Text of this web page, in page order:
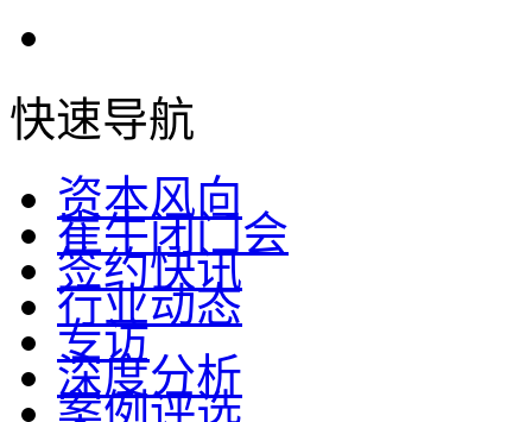
快速导航
资本风向
崔牛闭门会
签约快讯
行业动态
专访
深度分析
案例评选